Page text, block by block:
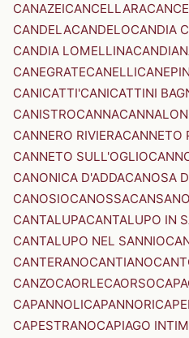
CANAZEICANCELLARA
CANDELACANDELOCANDIA
CANDIA LOMELLINA
CANEGRATECANELLI
CANICATTI'CANICATTINI
CANISTROCANNA
CANNERO RIVIERACANNETO
CANNETO SULL'OGLIO
CANONICA D'ADDACANOSA
CANOSIOCANOSSACANSANO
CANTALUPACANTALUPO IN
CANTALUPO NEL SANNIO
CANTERANOCANTIANO
CANZOCAORLECAORSO
CAPANNOLICAPANNORI
CAPESTRANOCAPIAGO